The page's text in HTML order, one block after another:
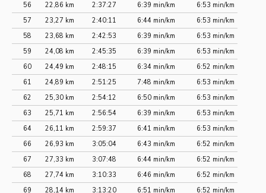
56
22,86 km 2:37:27 6:39 min/km
6:53 min/km
57
23,27 km 2:40:11 6:44 min/km
6:53 min/km
58
23,68 km 2:42:53 6:39 min/km
6:53 min/km
59
24,08 km 2:45:35 6:39 min/km
6:53 min/km
60
24,49 km 2:48:15 6:34 min/km
6:52 min/km
61
24,89 km 2:51:25 7:48 min/km
6:53 min/km
62
25,30 km 2:54:12 6:50 min/km
6:53 min/km
63
25,71 km 2:56:54 6:39 min/km
6:53 min/km
64
26,11 km 2:59:37 6:41 min/km
6:53 min/km
66
26,93 km 3:05:04 6:43 min/km
6:52 min/km
67
27,33 km 3:07:48 6:44 min/km
6:52 min/km
68
27,74 km 3:10:33 6:46 min/km
6:52 min/km
69
28,14 km 3:13:20 6:51 min/km 6:52 min/km